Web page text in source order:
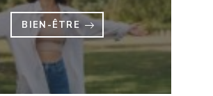
BIEN-ÊTRE